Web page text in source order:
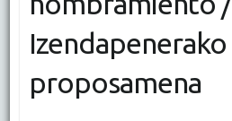
Izendapenerako
proposamena